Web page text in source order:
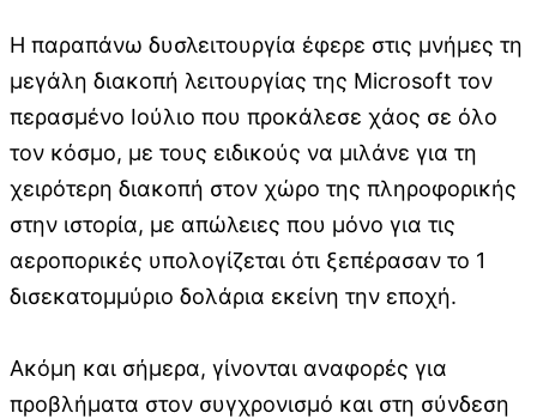
Η παραπάνω δυσλειτουργία έφερε στις μνήμες τη
μεγάλη διακοπή λειτουργίας της Microsoft τον
περασμένο Ιούλιο που προκάλεσε χάος σε όλο
τον κόσμο, με τους ειδικούς να μιλάνε για τη
χειρότερη διακοπή στον χώρο της πληροφορικής
στην ιστορία, με απώλειες που μόνο για τις
αεροπορικές υπολογίζεται ότι ξεπέρασαν το 1
δισεκατομμύριο δολάρια εκείνη την εποχή.
Ακόμη και σήμερα, γίνονται αναφορές για
προβλήματα στον συγχρονισμό και στη σύνδεση